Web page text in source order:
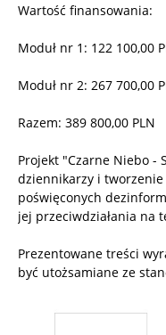
Wartość finansowania:
Moduł nr 1: 122 100,00
Moduł nr 2: 267 700,00
Razem: 389 800,00 PLN
Projekt "Czarne Niebo -
dziennikarzy i
poświęconych
jej przeciwdziałania na
Prezentowane treści
być utożsamiane ze